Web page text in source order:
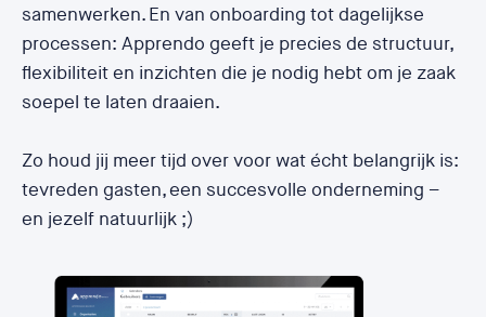
samenwerken. En van onboarding tot dagelijkse
processen: Apprendo geeft je precies de structuur,
flexibiliteit en inzichten die je nodig hebt om je zaak
soepel te laten draaien.
Zo houd jij meer tijd over voor wat écht belangrijk is:
tevreden gasten, een succesvolle onderneming –
en jezelf natuurlijk ;)